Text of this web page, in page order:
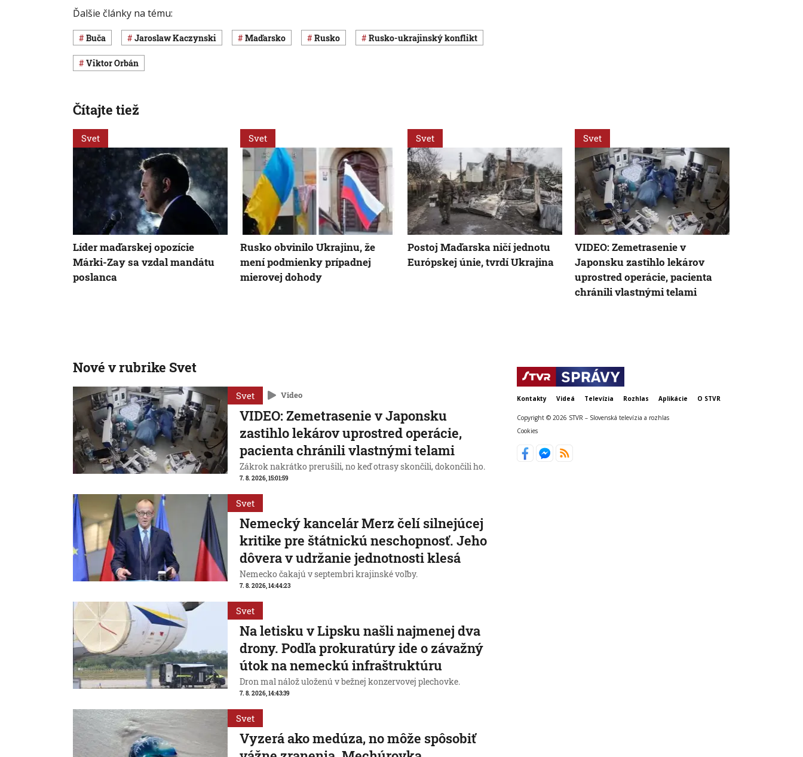
Ďalšie články na tému:
Buča Jaroslaw Kaczynski Maďarsko Rusko rusko-ukrajinský konflikt
Viktor Orbán
Čítajte tiež
Svet
Líder maďarskej opozície
Márki-Zay sa vzdal mandátu
poslanca
Svet
Rusko obvinilo Ukrajinu, že
mení podmienky prípadnej
mierovej dohody
Svet
Postoj Maďarska ničí jednotu
Európskej únie, tvrdí Ukrajina
Svet
VIDEO: Zemetrasenie v
Japonsku zastihlo lekárov
uprostred operácie, pacienta
chránili vlastnými telami
Nové v rubrike Svet
Svet Video
VIDEO: Zemetrasenie v Japonsku
zastihlo lekárov uprostred operácie,
pacienta chránili vlastnými telami
Zákrok nakrátko prerušili, no keď otrasy skončili, dokončili ho.
7. 8. 2026, 15:01:59
Svet
Nemecký kancelár Merz čelí silnejúcej
kritike pre štátnickú neschopnosť. Jeho
dôvera v udržanie jednotnosti klesá
Nemecko čakajú v septembri krajinské voľby.
7. 8. 2026, 14:44:23
Svet
Na letisku v Lipsku našli najmenej dva
drony. Podľa prokuratúry ide o závažný
útok na nemeckú infraštruktúru
Dron mal nálož uloženú v bežnej konzervovej plechovke.
7. 8. 2026, 14:43:39
Svet
Vyzerá ako medúza, no môže spôsobiť
Kontakty Videá Televízia Rozhlas Aplikácie O STVR
Copyright © 2026 STVR – Slovenská televízia a rozhlas
Cookies